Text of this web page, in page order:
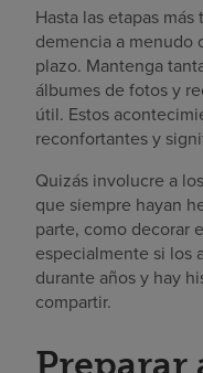
Hasta las etapas
demencia a menudo
plazo. Mantenga
álbumes de fotos y
útil. Estos
reconfortantes y
Quizás involucre a
que siempre hayan
parte, como decorar
especialmente si los
durante años y hay
compartir.
Preparar